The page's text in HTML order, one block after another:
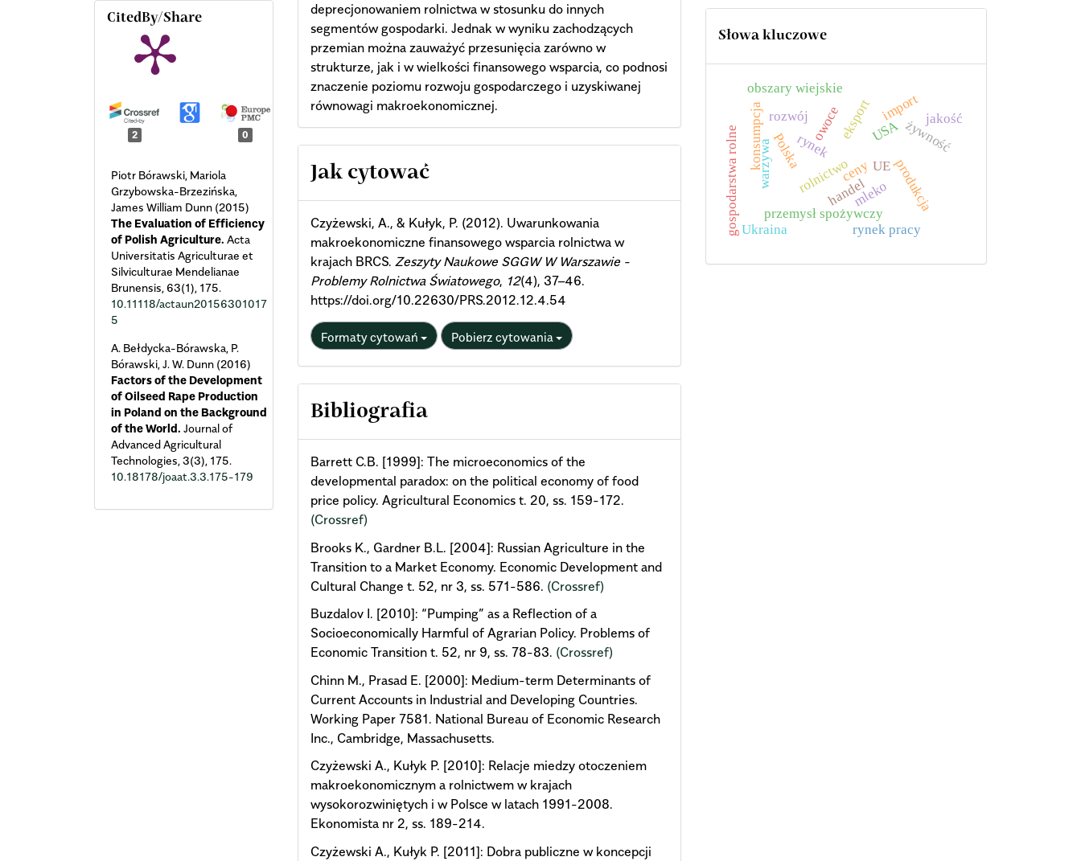
CitedBy/Share
2 0
Piotr Bórawski, Mariola
Grzybowska-Brzezińska,
James William Dunn (2015)
The Evaluation of Efficiency
of Polish Agriculture. Acta
Universitatis Agriculturae et
Silviculturae Mendelianae
Brunensis, 63(1), 175.
10.11118/actaun20156301017
5
A. Bełdycka-Bórawska, P.
Bórawski, J. W. Dunn (2016)
Factors of the Development
of Oilseed Rape Production
in Poland on the Background
of the World. Journal of
Advanced Agricultural
Technologies, 3(3), 175.
10.18178/joaat.3.3.175-179
deprecjonowaniem rolnictwa w stosunku do innych
segmentów gospodarki. Jednak w wyniku zachodzących
przemian można zauważyć przesunięcia zarówno w
strukturze, jak i w wielkości finansowego wsparcia, co podnosi
znaczenie poziomu rozwoju gospodarczego i uzyskiwanej
równowagi makroekonomicznej.
Article
Details
Jak cytować
Czyżewski, A., & Kułyk, P. (2012). Uwarunkowania
makroekonomiczne finansowego wsparcia rolnictwa w
krajach BRCS.Zeszyty Naukowe SGGW W Warszawie -
Problemy Rolnictwa Światowego, 12(4), 37–46.
https://doi.org/10.22630/PRS.2012.12.4.54
Formaty cytowań Pobierz cytowania
Bibliografia
Barrett C.B. [1999]: The microeconomics of the
developmental paradox: on the political economy of food
price policy. Agricultural Economics t. 20, ss. 159-172.
(Crossref)
Brooks K., Gardner B.L. [2004]: Russian Agriculture in the
Transition to a Market Economy. Economic Development and
Cultural Change t. 52, nr 3, ss. 571-586. (Crossref)
Buzdalov I. [2010]: “Pumping” as a Reflection of a
Socioeconomically Harmful of Agrarian Policy. Problems of
Economic Transition t. 52, nr 9, ss. 78-83. (Crossref)
Chinn M., Prasad E. [2000]: Medium-term Determinants of
Current Accounts in Industrial and Developing Countries.
Working Paper 7581. National Bureau of Economic Research
Inc., Cambridge, Massachusetts.
Czyżewski A., Kułyk P. [2010]: Relacje miedzy otoczeniem
makroekonomicznym a rolnictwem w krajach
wysokorozwiniętych i w Polsce w latach 1991-2008.
Ekonomista nr 2, ss. 189-214.
Czyżewski A., Kułyk P. [2011]: Dobra publiczne w koncepcji
Słowa kluczowe
rolnictwo
eksport import
produkcja
Polska
przemysł spożywczy
obszary wiejskie
ceny UE
konsumpcja
handel
rynek żywność
owoce
gospodarstwa rolne mleko
rozwój
warzywa
rynek pracy
jakość
USA
Ukraina